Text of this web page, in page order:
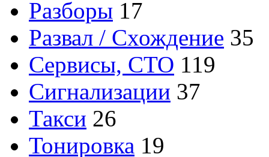
Разборы 17
Развал / Схождение 35
Сервисы, СТО 119
Сигнализации 37
Такси 26
Тонировка 19